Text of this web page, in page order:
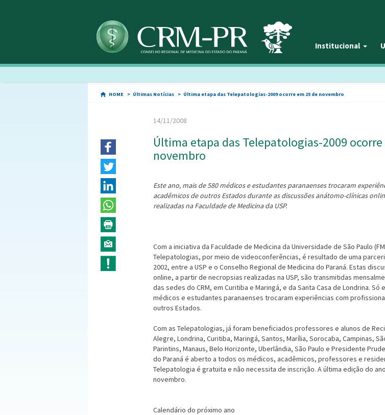
Institucional
HOME Últimas Notícias Última etapa das Telepatologias-2009 ocorre em 25 de novembro
14/11/2008
Última etapa das Telepatologias-2009 ocorre
novembro
Este ano, mais de 580 médicos e estudantes paranaenses trocaram
acadêmicos de outros Estados durante as discussões anátomo-clínicas
realizadas na Faculdade de Medicina da USP.
Com a iniciativa da Faculdade de Medicina da Universidade de São Paulo
Telepatologias, por meio de videoconferências, é resultado de uma
2002, entre a USP e o Conselho Regional de Medicina do Paraná. Estas
online, a partir de necropsias realizadas na USP, são transmitidas
das sedes do CRM, em Curitiba e Maringá, e da Santa Casa de Londrina. Só
médicos e estudantes paranaenses trocaram experiências com
outros Estados.
Com as Telepatologias, já foram beneficiados professores e alunos de
Alegre, Londrina, Curitiba, Maringá, Santos, Marília, Sorocaba, Campinas,
Parintins, Manaus, Belo Horizonte, Uberlândia, São Paulo e Presidente
do Paraná é aberto a todos os médicos, acadêmicos, professores e
Telepatologia é gratuita e não necessita de inscrição. A última edição do
novembro.
Calendário do próximo ano